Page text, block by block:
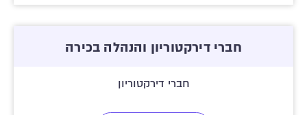
חברי דירקטוריון והנהלה בכירה
חברי דירקטוריון